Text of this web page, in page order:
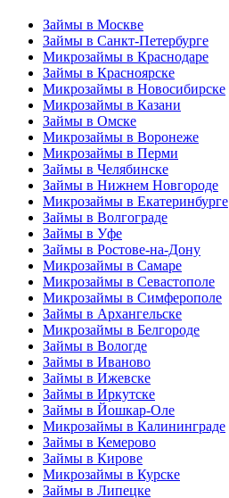
Займы в Москве
Займы в Санкт-Петербурге
Микрозаймы в Краснодаре
Займы в Красноярске
Микрозаймы в Новосибирске
Микрозаймы в Казани
Займы в Омске
Микрозаймы в Воронеже
Микрозаймы в Перми
Займы в Челябинске
Займы в Нижнем Новгороде
Микрозаймы в Екатеринбурге
Займы в Волгограде
Займы в Уфе
Займы в Ростове-на-Дону
Микрозаймы в Самаре
Микрозаймы в Севастополе
Микрозаймы в Симферополе
Займы в Архангельске
Микрозаймы в Белгороде
Займы в Вологде
Займы в Иваново
Займы в Ижевске
Займы в Иркутске
Займы в Йошкар-Оле
Микрозаймы в Калининграде
Займы в Кемерово
Займы в Кирове
Микрозаймы в Курске
Займы в Липецке